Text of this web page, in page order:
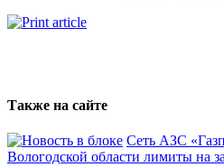
Также на сайте
Сеть АЗС
Вологодской области лимиты на